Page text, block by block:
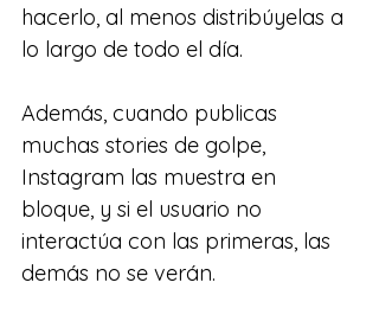
hacerlo, al menos distribúyelas a
lo largo de todo el día.
Además, cuando publicas
muchas stories de golpe,
Instagram las muestra en
bloque, y si el usuario no
interactúa con las primeras, las
demás no se verán.